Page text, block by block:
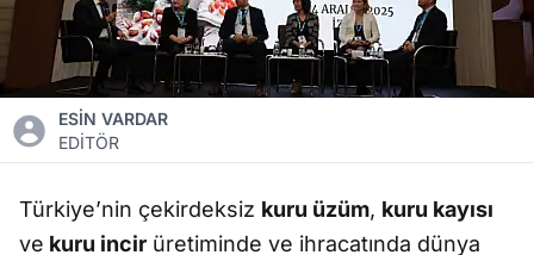
ESİN VARDAR
EDİTÖR
Türkiye’nin çekirdeksiz kuru üzüm, kuru kayısı
ve kuru incir üretiminde ve ihracatında dünya